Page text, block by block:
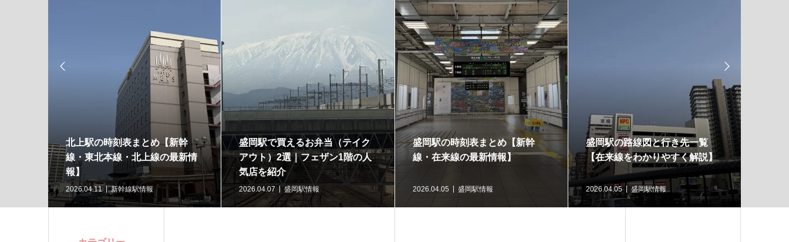

北上駅の時刻表まとめ【新幹
線・東北本線・北上線の最新情
報】
2026.04.11 新幹線駅情報
盛岡駅で買えるお弁当（テイク
アウト）2選｜フェザン1階の人
気店を紹介
2026.04.07 盛岡駅情報
盛岡駅の時刻表まとめ【新幹
線・在来線の最新情報】
2026.04.05 盛岡駅情報
盛岡駅の路線図と行き先一覧
【在来線をわかりやすく解説】
2026.04.05 盛岡駅情報
